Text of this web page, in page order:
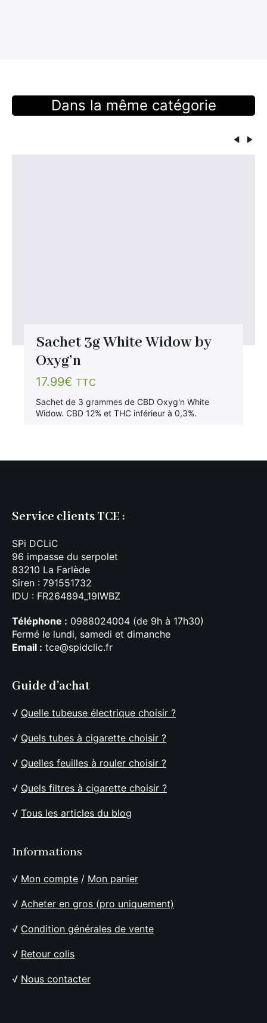
Dans la même catégorie
Sachet 3g White Widow by
Oxyg’n
17.99€ TTC
Sachet de 3 grammes de CBD Oxyg'n White
Widow. CBD 12% et THC inférieur à 0,3%.
Service clients TCE :
SPi DCLiC
96 impasse du serpolet
83210 La Farlède
Siren : 791551732
IDU : FR264894_19IWBZ
Téléphone : 0988024004 (de 9h à 17h30)
Fermé le lundi, samedi et dimanche
Email : tce@spidclic.fr
Guide d'achat
√ Quelle tubeuse électrique choisir ?
√ Quels tubes à cigarette choisir ?
√ Quelles feuilles à rouler choisir ?
√ Quels filtres à cigarette choisir ?
√ Tous les articles du blog
Informations
√ Mon compte / Mon panier
√ Acheter en gros (pro uniquement)
√ Condition générales de vente
√ Retour colis
√ Nous contacter